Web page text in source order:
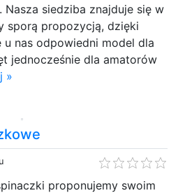
siedziba znajduje się w
sporą propozycją, dzięki
nas odpowiedni model dla
jednocześnie dla amatorów
»
proponujemy swoim